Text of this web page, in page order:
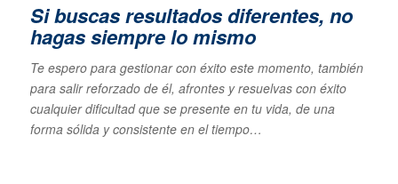
Si buscas resultados diferentes, no
hagas siempre lo mismo
Te espero para gestionar con éxito este momento, también
para salir reforzado de él, afrontes y resuelvas con éxito
cualquier dificultad que se presente en tu vida, de una
forma sólida y consistente en el tiempo…